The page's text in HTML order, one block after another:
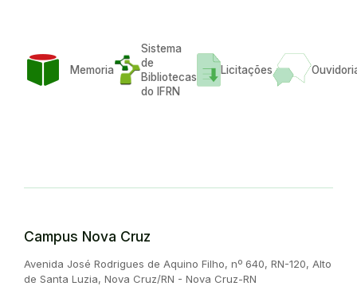
Memoria
Sistema
de
Bibliotecas
do IFRN
Licitações
Campus Nova Cruz
Endereço:
Avenida José Rodrigues de Aquino Filho, nº 640, RN-120, Alto
de Santa Luzia, Nova Cruz/RN - Nova Cruz-RN